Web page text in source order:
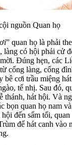
nguồn Quan họ
” quan họ là phải
có hội phải cử
Đúng hẹn, các
cổng làng, cổng
bê cơi trầu miệng
tế nhị. Sau đó,
thánh, hát hội. Và
bọn quan họ nam
đến sẩm tối,
để hát canh vào